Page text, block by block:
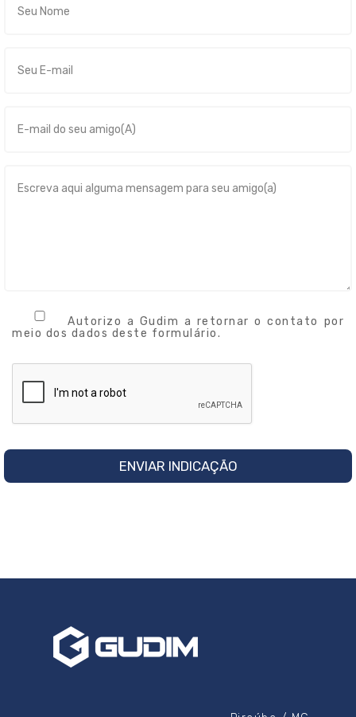
Autorizo a Gudim a retornar o contato por
meio dos dados deste formulário.